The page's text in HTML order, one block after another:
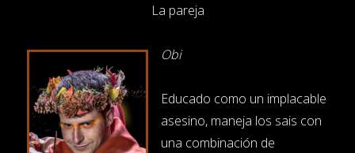
La pareja
Obi
Educado como un implacable
asesino, maneja los sais con
una combinación de